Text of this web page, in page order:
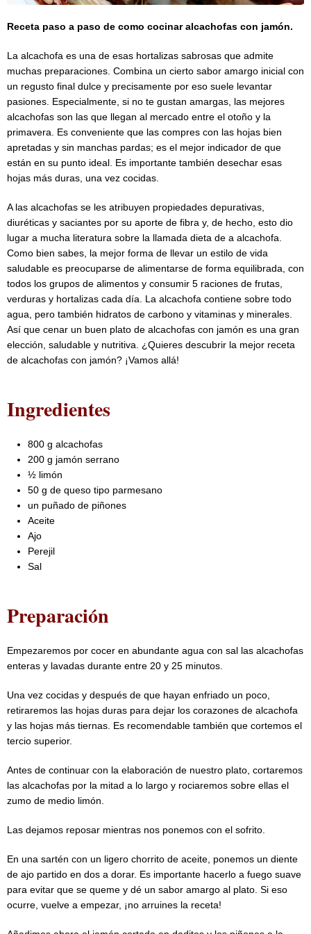
Receta paso a paso de como cocinar alcachofas con jamón.
La alcachofa es una de esas hortalizas sabrosas que admite
muchas preparaciones. Combina un cierto sabor amargo inicial con
un regusto final dulce y precisamente por eso suele levantar
pasiones. Especialmente, si no te gustan amargas, las mejores
alcachofas son las que llegan al mercado entre el otoño y la
primavera. Es conveniente que las compres con las hojas bien
apretadas y sin manchas pardas; es el mejor indicador de que
están en su punto ideal. Es importante también desechar esas
hojas más duras, una vez cocidas.
A las alcachofas se les atribuyen propiedades depurativas,
diuréticas y saciantes por su aporte de fibra y, de hecho, esto dio
lugar a mucha literatura sobre la llamada dieta de a alcachofa.
Como bien sabes, la mejor forma de llevar un estilo de vida
saludable es preocuparse de alimentarse de forma equilibrada, con
todos los grupos de alimentos y consumir 5 raciones de frutas,
verduras y hortalizas cada día. La alcachofa contiene sobre todo
agua, pero también hidratos de carbono y vitaminas y minerales.
Así que cenar un buen plato de alcachofas con jamón es una gran
elección, saludable y nutritiva. ¿Quieres descubrir la mejor receta
de alcachofas con jamón? ¡Vamos allá!
Ingredientes
800 g alcachofas
200 g jamón serrano
½ limón
50 g de queso tipo parmesano
un puñado de piñones
Aceite
Ajo
Perejil
Sal
Preparación
Empezaremos por cocer en abundante agua con sal las alcachofas
enteras y lavadas durante entre 20 y 25 minutos.
Una vez cocidas y después de que hayan enfriado un poco,
retiraremos las hojas duras para dejar los corazones de alcachofa
y las hojas más tiernas. Es recomendable también que cortemos el
tercio superior.
Antes de continuar con la elaboración de nuestro plato, cortaremos
las alcachofas por la mitad a lo largo y rociaremos sobre ellas el
zumo de medio limón.
Las dejamos reposar mientras nos ponemos con el sofrito.
En una sartén con un ligero chorrito de aceite, ponemos un diente
de ajo partido en dos a dorar. Es importante hacerlo a fuego suave
para evitar que se queme y dé un sabor amargo al plato. Si eso
ocurre, vuelve a empezar, ¡no arruines la receta!